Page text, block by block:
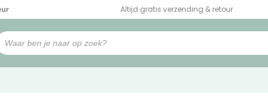
Altijd gratis verzending & retour